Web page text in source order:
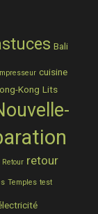
Bali
cuisine
Kong Lits
Retour retour
Temples test